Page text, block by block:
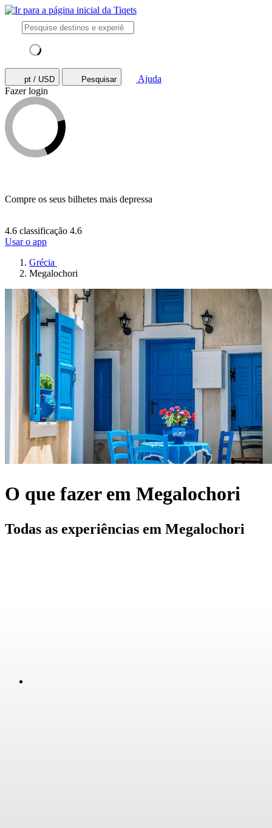
pt / USD Pesquisar
Ajuda
Fazer login
Compre os seus bilhetes mais depressa
4.6 classificação 4.6
Usar o app
Grécia
Megalochori
O que fazer em Megalochori
Todas as experiências em Megalochori